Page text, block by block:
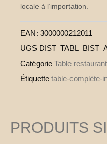
locale à l’importation.
EAN: 3000000212011
UGS
Catégorie Table
Étiquette table-complète-
PRODUITS